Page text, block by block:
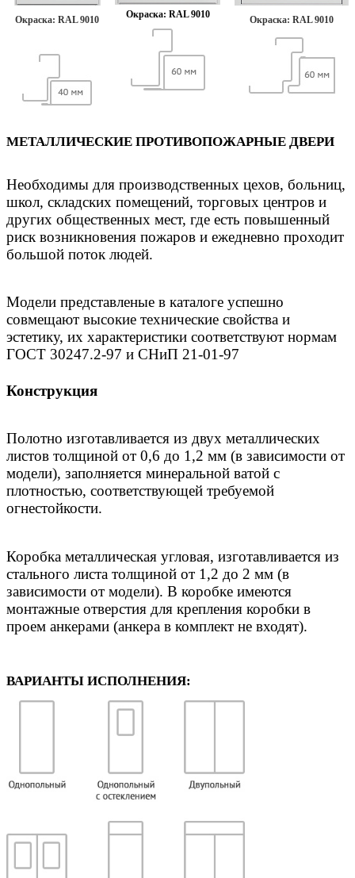
Окраска:RAL 9010 Окраска: RAL 9010 Окраска:RAL 9010
МЕТАЛЛИЧЕСКИЕ ПРОТИВОПОЖАРНЫЕ ДВЕРИ
Необходимы для производственных цехов, больниц,
школ, складских помещений, торговых центров и
других общественных мест, где есть повышенный
риск возникновения пожаров и ежедневно проходит
большой поток людей.
Модели представленые в каталоге успешно
совмещают высокие технические свойства и
эстетику, их характеристики соответствуют нормам
ГОСТ 30247.2-97 и СНиП 21-01-97
Конструкция
Полотно изготавливается из двух металлических
листов толщиной от 0,6 до 1,2 мм (в зависимости от
модели), заполняется минеральной ватой с
плотностью, соответствующей требуемой
огнестойкости.
Коробка металлическая угловая, изготавливается из
стального листа толщиной от 1,2 до 2 мм (в
зависимости от модели). В коробке имеются
монтажные отверстия для крепления коробки в
проем анкерами (анкера в комплект не входят).
ВАРИАНТЫ ИСПОЛНЕНИЯ: